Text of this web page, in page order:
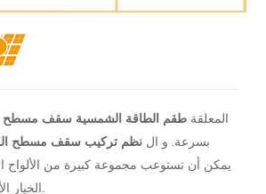
المعلقة طقم الطاقة الشمسية سقف مسطح
بسرعة. و ال نظم تركيب سقف مسطح
يمكن أن تستوعب مجموعة كبيرة من الألواح
الخيار الأمثل لأصحاب المنازل.